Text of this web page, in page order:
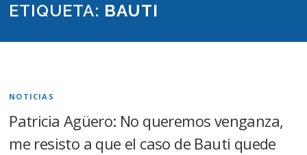
ETIQUETA: BAUTI
NOTICIAS
Patricia Agüero: No queremos venganza,
me resisto a que el caso de Bauti quede